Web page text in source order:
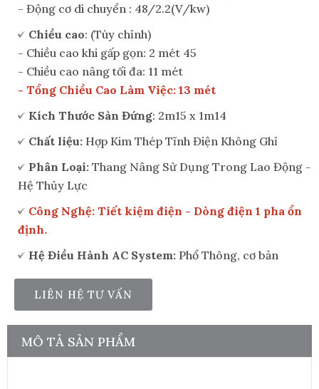
- Động cơ di chuyển : 48/2.2(V/kw)
Chiều cao: (Tùy chỉnh)
- Chiều cao khi gấp gọn: 2 mét 45
- Chiều cao nâng tối đa: 11 mét
- Tổng Chiều Cao Làm Việc: 13 mét
Kích Thước Sàn Đứng: 2m15 x 1m14
Chất liệu: Hợp Kim Thép Tĩnh Điện Không Ghỉ
Phân Loại: Thang Nâng Sử Dụng Trong Lao Động -
Hệ Thủy Lực
Công Nghệ: Tiết kiệm điện - Dòng điện 1 pha ổn
định.
Hệ Điều Hành AC System: Phổ Thông, cơ bản
LIÊN HỆ TƯ VẤN
MÔ TẢ SẢN PHẨM